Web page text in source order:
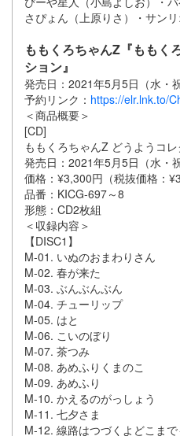
さぴょん（上原りさ）・サン
ももくろちゃんZ『ももく
ション』
発売日：2021年5月5日（水・祝
予約リンク： https://elr.lnk.to/
＜商品概要＞
[CD]
ももくろちゃんZ どうようコ
発売日：2021年5月5日（水・祝
価格：¥3,300円（税抜価格：
品番：KICG-697～8
形態：CD2枚組
＜収録内容＞
【DISC1】
M-01. いぬのおまわりさん
M-02. 春が来た
M-03. ぶんぶんぶん
M-04. チューリップ
M-05. はと
M-06. こいのぼり
M-07. 茶つみ
M-08. あめふりくまのこ
M-09. あめふり
M-10. かえるのがっしょう
M-11. 七夕さま
M-12. 線路はつづくよどこまで